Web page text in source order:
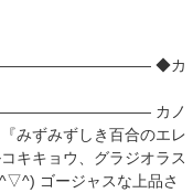
◆カ
カノ
みずみずしき百合のエレ
キキョウ、グラジオラス
ゴージャスな上品さ